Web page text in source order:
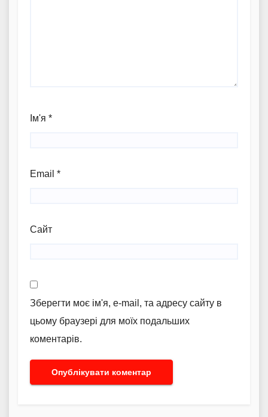
Ім'я *
Email *
Сайт
Зберегти моє ім'я, e-mail, та адресу сайту в
цьому браузері для моїх подальших
коментарів.